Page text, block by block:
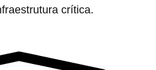
crítica.